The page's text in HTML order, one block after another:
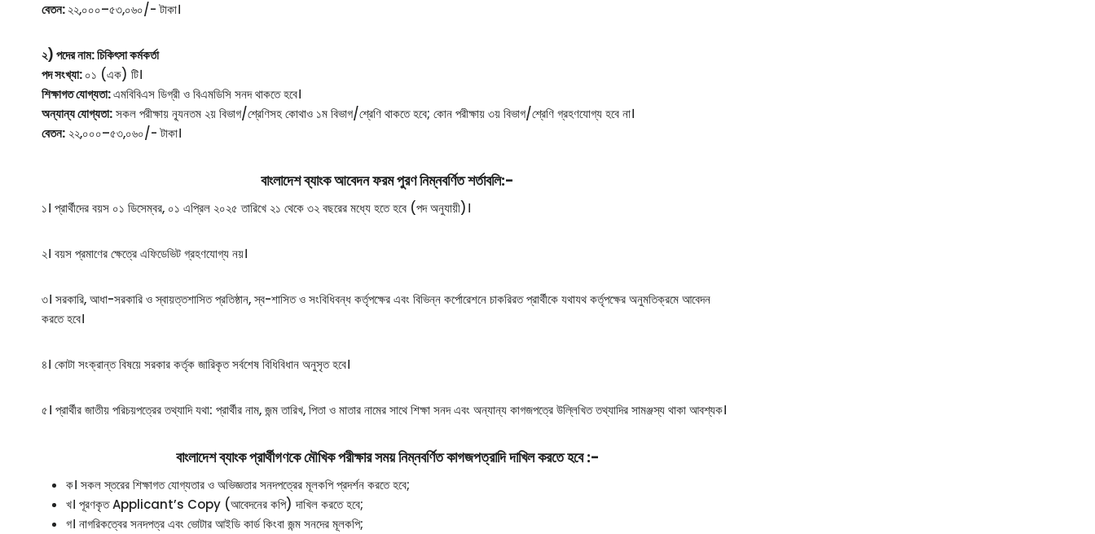
বেতন:২২,০০০–৫৩,০৬০/- টাকা।
২) পদের নাম: চিকিৎসা কর্মকর্তা
পদ সংখ্যা:০১ (এক) টি।
শিক্ষাগত যোগ্যতা:এমবিবিএস ডিগ্রী ও বিএমডিসি সনদ থাকতে হবে।
অন্যান্য যোগ্যতা:সকল পরীক্ষায় ন্যূনতম ২য় বিভাগ/শ্রেণিসহ কোথাও ১ম বিভাগ/শ্রেণি থাকতে হবে; কোন পরীক্ষায় ৩য় বিভাগ/শ্রেণি গ্রহণযোগ্য হবে না।
বেতন: ২২,০০০–৫৩,০৬০/- টাকা।
বাংলাদেশ ব্যাংক আবেদন ফরম পুরণ নিম্নবর্ণিত শর্তাবলি:-
১। প্রার্থীদের বয়স ০১ ডিসেম্বর, ০১ এপ্রিল ২০২৫ তারিখে ২১ থেকে ৩২ বছরের মধ্যে হতে হবে (পদ অনুযায়ী)।
২। বয়স প্রমাণের ক্ষেত্রে এফিডেভিট গ্রহণযোগ্য নয়।
৩। সরকারি, আধা-সরকারি ও স্বায়ত্তশাসিত প্রতিষ্ঠান, স্ব-শাসিত ও সংবিধিবন্ধ কর্তৃপক্ষের এবং বিভিন্ন কর্পোরেশনে চাকরিরত প্রার্থীকে যথাযথ কর্তৃপক্ষের অনুমতিক্রমে আবেদন
করতে হবে।
৪। কোটা সংক্রান্ত বিষয়ে সরকার কর্তৃক জারিকৃত সর্বশেষ বিধিবিধান অনুসৃত হবে।
৫। প্রার্থীর জাতীয় পরিচয়পত্রের তথ্যাদি যথা: প্রার্থীর নাম, জন্ম তারিখ, পিতা ও মাতার নামের সাথে শিক্ষা সনদ এবং অন্যান্য কাগজপত্রে উল্লিখিত তথ্যাদির সামঞ্জস্য থাকা আবশ্যক।
বাংলাদেশ ব্যাংক প্রার্থীগণকে মৌখিক পরীক্ষার সময় নিম্নবর্ণিত কাগজপত্রাদি দাখিল করতে হবে :-
ক। সকল স্তরের শিক্ষাগত যোগ্যতার ও অভিজ্ঞতার সনদপত্রের মূলকপি প্রদর্শন করতে হবে;
খ। পূরণকৃত Applicant’s Copy (আবেদনের কপি) দাখিল করতে হবে;
গ। নাগরিকত্বের সনদপত্র এবং ভোটার আইডি কার্ড কিংবা জন্ম সনদের মূলকপি;